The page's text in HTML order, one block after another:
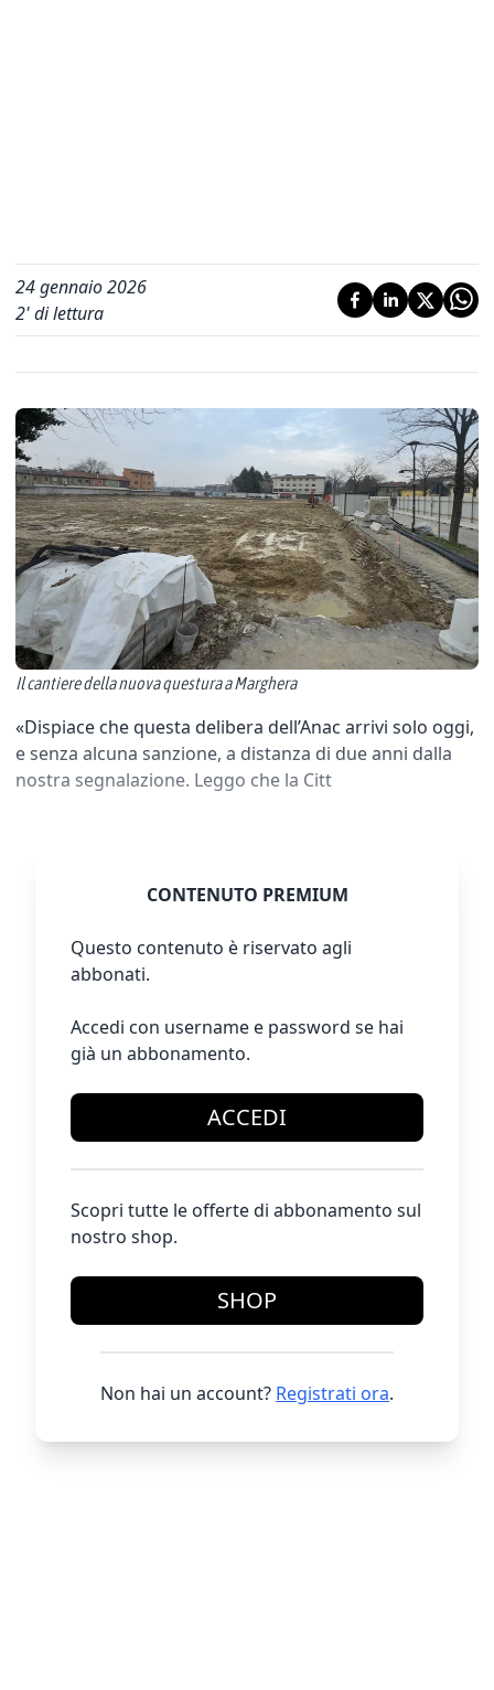
24 gennaio 2026
2' di lettura
Il cantiere della nuova questura a Marghera
«Dispiace che questa delibera dell’Anac arrivi solo oggi,
e senza alcuna sanzione, a distanza di due anni dalla
nostra segnalazione. Leggo che la Citt
CONTENUTO PREMIUM
Questo contenuto è riservato agli
abbonati.
Accedi con username e password se hai
già un abbonamento.
ACCEDI
Scopri tutte le offerte di abbonamento sul
nostro shop.
SHOP
Non hai un account? Registrati ora.